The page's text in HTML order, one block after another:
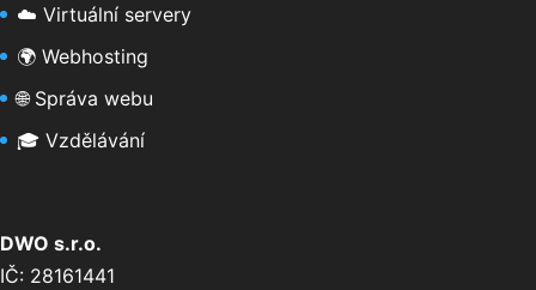
☁️ Virtuální servery
🌍 Webhosting
🌐 Správa webu
🎓 Vzdělávání
DWO s.r.o.
IČ: 28161441